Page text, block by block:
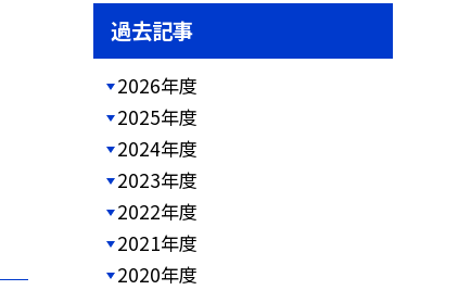
過去記事
2026年度
2025年度
2024年度
2023年度
2022年度
2021年度
2020年度